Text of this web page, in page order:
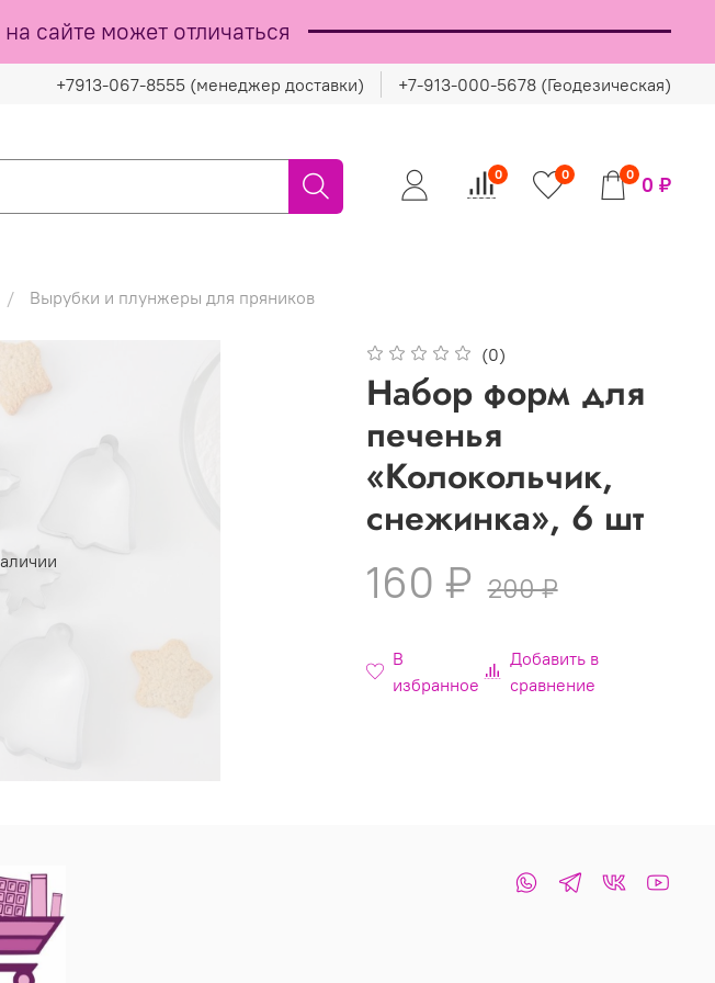
сайте может отличаться
+7913-067-8555 (менеджер доставки) +7-913-000-5678 (Геодезическая)
0 0 0 0 ₽
Вырубки и плунжеры для пряников
(0)
Набор форм для
печенья
«Колокольчик,
снежинка», 6 шт
160 ₽ 200 ₽
В
избранное
Добавить в
сравнение